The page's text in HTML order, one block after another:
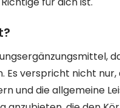
Es verspricht nicht
und die allgemeine